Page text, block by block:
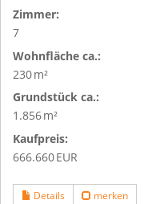
Zimmer:
7
Wohnfläche ca.:
230 m²
Grund­stück ca.:
1.856 m²
Kaufpreis:
666.660 EUR
Details merken